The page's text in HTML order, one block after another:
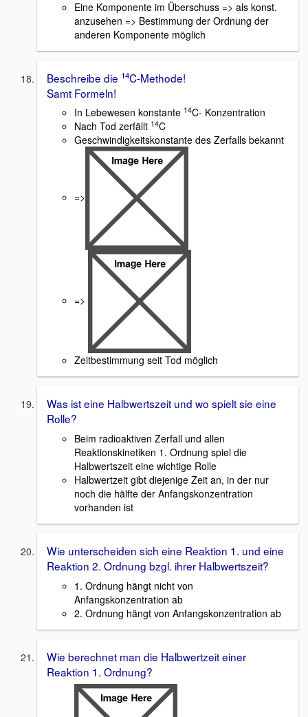
Eine Komponente im Überschuss => als konst.
anzusehen => Bestimmung der Ordnung der
anderen Komponente möglich
Beschreibe die 14C-Methode!
Samt Formeln!
In Lebewesen konstante 14C- Konzentration
Nach Tod zerfällt 14C
Geschwindigkeitskonstante des Zerfalls bekannt
=>
=>
Zeitbestimmung seit Tod möglich
Was ist eine Halbwertszeit und wo spielt sie eine
Rolle?
Beim radioaktiven Zerfall und allen
Reaktionskinetiken 1. Ordnung spiel die
Halbwertszeit eine wichtige Rolle
Halbwertzeit gibt diejenige Zeit an, in der nur
noch die hälfte der Anfangskonzentration
vorhanden ist
Wie unterscheiden sich eine Reaktion 1. und eine
Reaktion 2. Ordnung bzgl. ihrer Halbwertszeit?
1. Ordnung hängt nicht von
Anfangskonzentration ab
2. Ordnung hängt von Anfangskonzentration ab
Wie berechnet man die Halbwertzeit einer
Reaktion 1. Ordnung?